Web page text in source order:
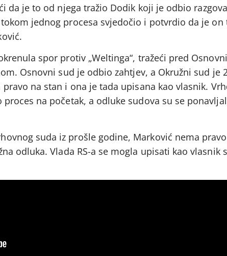
da je to od njega tražio Dodik koji je odbio
jednog procesa svjedočio i potvrdio da je on
spor protiv „Weltinga“, tražeći pred
Osnovni sud je odbio zahtjev, a Okružni sud je
na stan i ona je tada upisana kao vlasnik.
na početak, a odluke sudova su se
suda iz prošle godine, Marković nema
odluka. Vlada RS-a se mogla upisati kao vlasnik